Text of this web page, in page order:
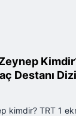
Destanı
kimdir? TRT 1